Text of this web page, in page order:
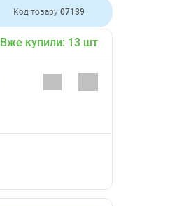
Код товару 07139
Вже купили: 13 шт